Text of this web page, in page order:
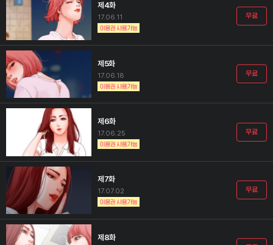
제4화
17.06.11 무료
제5화
17.06.18 무료
제6화
17.06.25 무료
제7화
17.07.02 무료
제8화